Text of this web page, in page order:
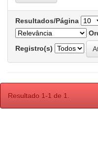
Resultados/Página
Registro(s)
Resultado 1-1 de 1.